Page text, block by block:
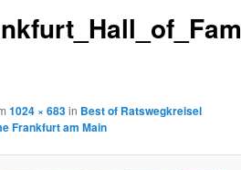
1024 × 683in Best of Ratswegkreisel
Frankfurt am Main